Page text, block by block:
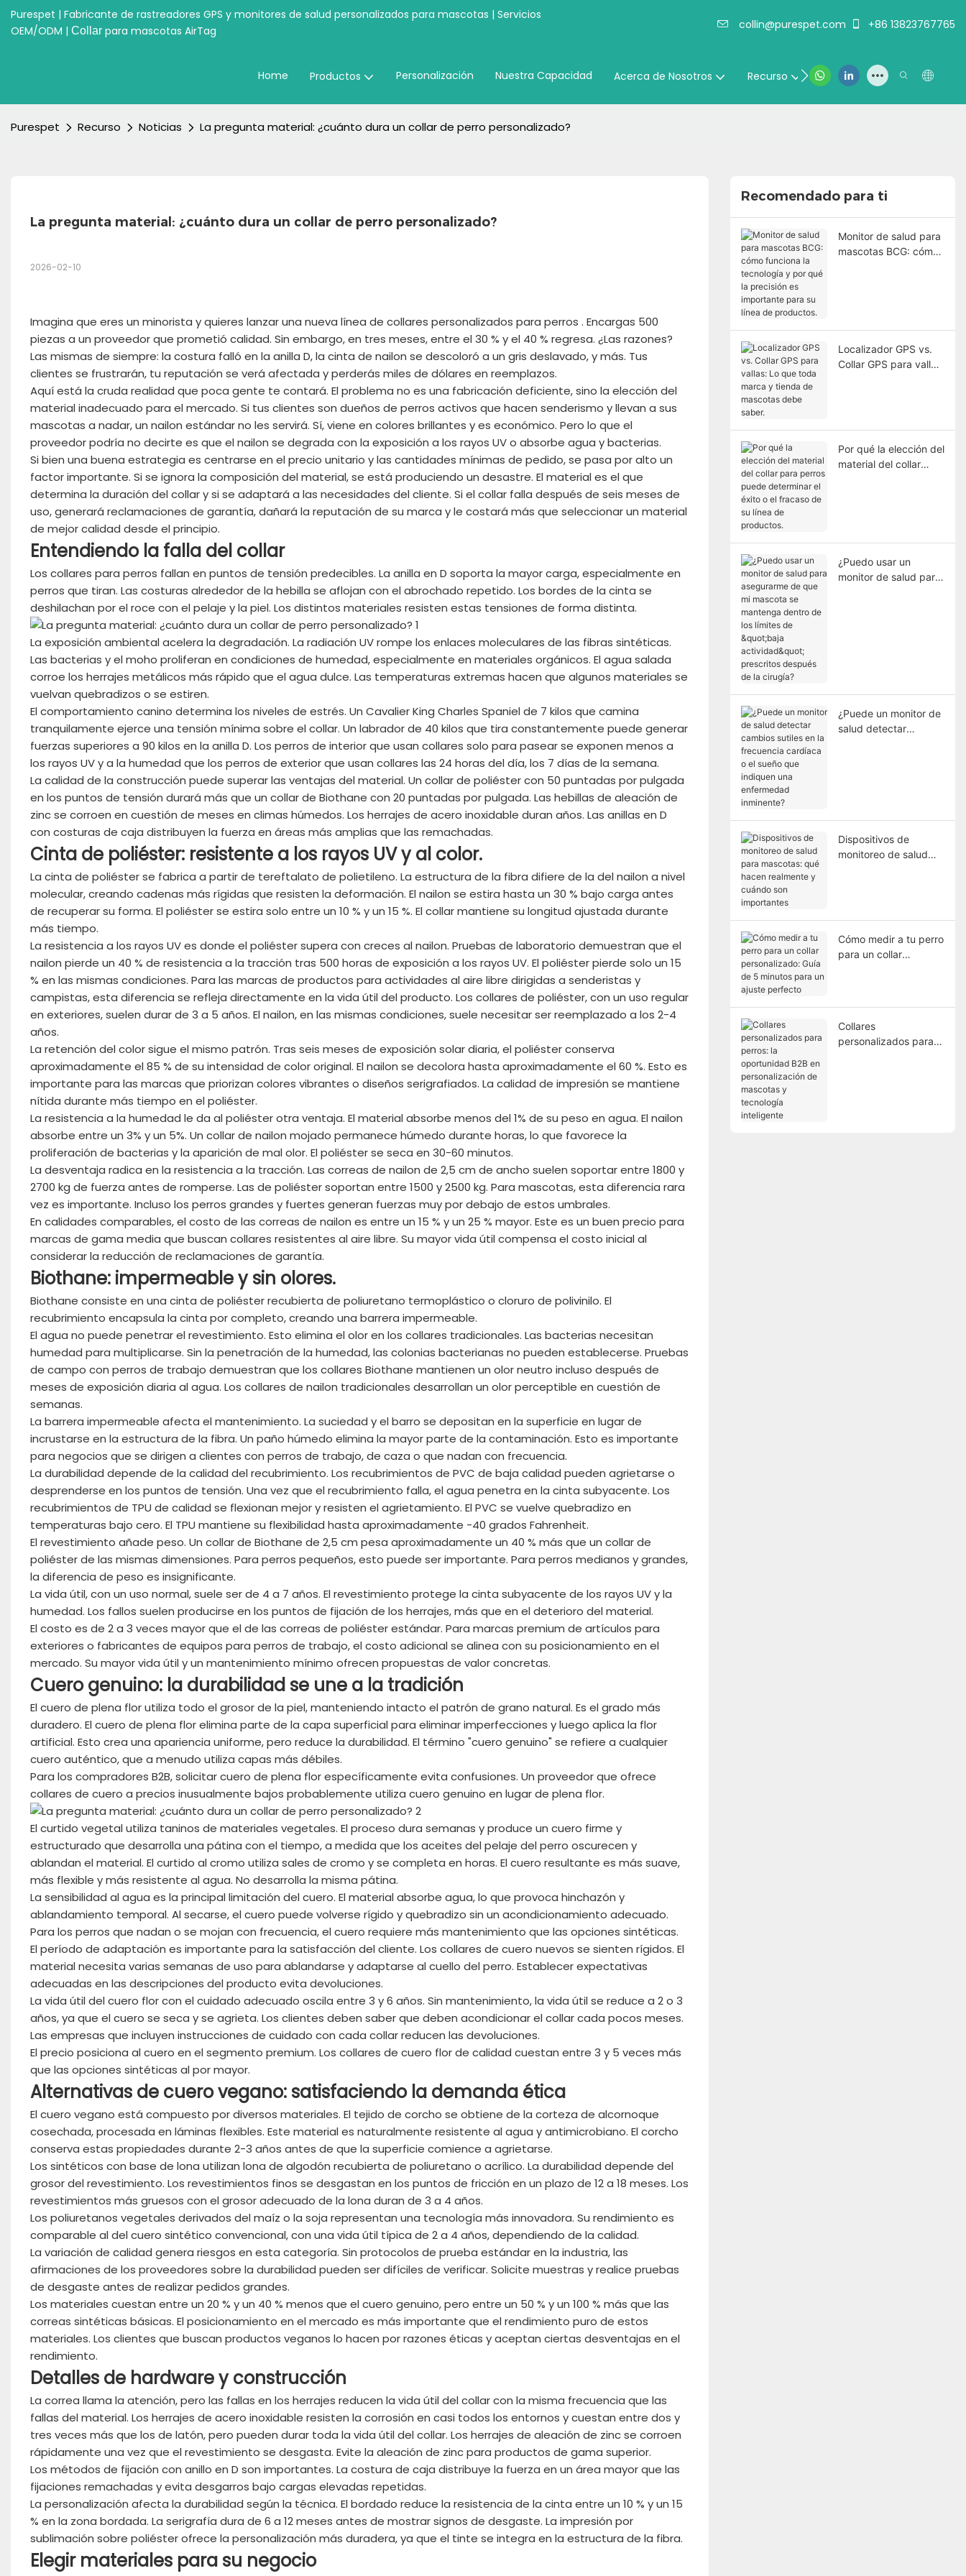
Purespet | Fabricante de rastreadores GPS y monitores de salud personalizados para mascotas | Servicios
OEM/ODM | Collar para mascotas AirTag collin@purespet.com +86 13823767765
Home Productos Personalización Nuestra Capacidad Acerca de Nosotros Recurso Contáctenos
Purespet Recurso Noticias La pregunta material: ¿cuánto dura un collar de perro personalizado?
La pregunta material: ¿cuánto dura un collar de perro personalizado?
2026-02-10
Imagina que eres un minorista y quieres lanzar una nueva línea de collares personalizados para perros . Encargas 500
piezas a un proveedor que prometió calidad. Sin embargo, en tres meses, entre el 30 % y el 40 % regresa. ¿Las razones?
Las mismas de siempre: la costura falló en la anilla D, la cinta de nailon se descoloró a un gris deslavado, y más. Tus
clientes se frustrarán, tu reputación se verá afectada y perderás miles de dólares en reemplazos.
Aquí está la cruda realidad que poca gente te contará. El problema no es una fabricación deficiente, sino la elección del
material inadecuado para el mercado. Si tus clientes son dueños de perros activos que hacen senderismo y llevan a sus
mascotas a nadar, un nailon estándar no les servirá. Sí, viene en colores brillantes y es económico. Pero lo que el
proveedor podría no decirte es que el nailon se degrada con la exposición a los rayos UV o absorbe agua y bacterias.
Si bien una buena estrategia es centrarse en el precio unitario y las cantidades mínimas de pedido, se pasa por alto un
factor importante. Si se ignora la composición del material, se está produciendo un desastre. El material es el que
determina la duración del collar y si se adaptará a las necesidades del cliente. Si el collar falla después de seis meses de
uso, generará reclamaciones de garantía, dañará la reputación de su marca y le costará más que seleccionar un material
de mejor calidad desde el principio.
Entendiendo la falla del collar
Los collares para perros fallan en puntos de tensión predecibles. La anilla en D soporta la mayor carga, especialmente en
perros que tiran. Las costuras alrededor de la hebilla se aflojan con el abrochado repetido. Los bordes de la cinta se
deshilachan por el roce con el pelaje y la piel. Los distintos materiales resisten estas tensiones de forma distinta.
La exposición ambiental acelera la degradación. La radiación UV rompe los enlaces moleculares de las fibras sintéticas.
Las bacterias y el moho proliferan en condiciones de humedad, especialmente en materiales orgánicos. El agua salada
corroe los herrajes metálicos más rápido que el agua dulce. Las temperaturas extremas hacen que algunos materiales se
vuelvan quebradizos o se estiren.
El comportamiento canino determina los niveles de estrés. Un Cavalier King Charles Spaniel de 7 kilos que camina
tranquilamente ejerce una tensión mínima sobre el collar. Un labrador de 40 kilos que tira constantemente puede generar
fuerzas superiores a 90 kilos en la anilla D. Los perros de interior que usan collares solo para pasear se exponen menos a
los rayos UV y a la humedad que los perros de exterior que usan collares las 24 horas del día, los 7 días de la semana.
La calidad de la construcción puede superar las ventajas del material. Un collar de poliéster con 50 puntadas por pulgada
en los puntos de tensión durará más que un collar de Biothane con 20 puntadas por pulgada. Las hebillas de aleación de
zinc se corroen en cuestión de meses en climas húmedos. Los herrajes de acero inoxidable duran años. Las anillas en D
con costuras de caja distribuyen la fuerza en áreas más amplias que las remachadas.
Cinta de poliéster: resistente a los rayos UV y al color.
La cinta de poliéster se fabrica a partir de tereftalato de polietileno. La estructura de la fibra difiere de la del nailon a nivel
molecular, creando cadenas más rígidas que resisten la deformación. El nailon se estira hasta un 30 % bajo carga antes
de recuperar su forma. El poliéster se estira solo entre un 10 % y un 15 %. El collar mantiene su longitud ajustada durante
más tiempo.
La resistencia a los rayos UV es donde el poliéster supera con creces al nailon. Pruebas de laboratorio demuestran que el
nailon pierde un 40 % de resistencia a la tracción tras 500 horas de exposición a los rayos UV. El poliéster pierde solo un 15
% en las mismas condiciones. Para las marcas de productos para actividades al aire libre dirigidas a senderistas y
campistas, esta diferencia se refleja directamente en la vida útil del producto. Los collares de poliéster, con un uso regular
en exteriores, suelen durar de 3 a 5 años. El nailon, en las mismas condiciones, suele necesitar ser reemplazado a los 2-4
años.
La retención del color sigue el mismo patrón. Tras seis meses de exposición solar diaria, el poliéster conserva
aproximadamente el 85 % de su intensidad de color original. El nailon se decolora hasta aproximadamente el 60 %. Esto es
importante para las marcas que priorizan colores vibrantes o diseños serigrafiados. La calidad de impresión se mantiene
nítida durante más tiempo en el poliéster.
La resistencia a la humedad le da al poliéster otra ventaja. El material absorbe menos del 1% de su peso en agua. El nailon
absorbe entre un 3% y un 5%. Un collar de nailon mojado permanece húmedo durante horas, lo que favorece la
proliferación de bacterias y la aparición de mal olor. El poliéster se seca en 30-60 minutos.
La desventaja radica en la resistencia a la tracción. Las correas de nailon de 2,5 cm de ancho suelen soportar entre 1800 y
2700 kg de fuerza antes de romperse. Las de poliéster soportan entre 1500 y 2500 kg. Para mascotas, esta diferencia rara
vez es importante. Incluso los perros grandes y fuertes generan fuerzas muy por debajo de estos umbrales.
En calidades comparables, el costo de las correas de nailon es entre un 15 % y un 25 % mayor. Este es un buen precio para
marcas de gama media que buscan collares resistentes al aire libre. Su mayor vida útil compensa el costo inicial al
considerar la reducción de reclamaciones de garantía.
Biothane: impermeable y sin olores.
Biothane consiste en una cinta de poliéster recubierta de poliuretano termoplástico o cloruro de polivinilo. El
recubrimiento encapsula la cinta por completo, creando una barrera impermeable.
El agua no puede penetrar el revestimiento. Esto elimina el olor en los collares tradicionales. Las bacterias necesitan
humedad para multiplicarse. Sin la penetración de la humedad, las colonias bacterianas no pueden establecerse. Pruebas
de campo con perros de trabajo demuestran que los collares Biothane mantienen un olor neutro incluso después de
meses de exposición diaria al agua. Los collares de nailon tradicionales desarrollan un olor perceptible en cuestión de
semanas.
La barrera impermeable afecta el mantenimiento. La suciedad y el barro se depositan en la superficie en lugar de
incrustarse en la estructura de la fibra. Un paño húmedo elimina la mayor parte de la contaminación. Esto es importante
para negocios que se dirigen a clientes con perros de trabajo, de caza o que nadan con frecuencia.
La durabilidad depende de la calidad del recubrimiento. Los recubrimientos de PVC de baja calidad pueden agrietarse o
desprenderse en los puntos de tensión. Una vez que el recubrimiento falla, el agua penetra en la cinta subyacente. Los
recubrimientos de TPU de calidad se flexionan mejor y resisten el agrietamiento. El PVC se vuelve quebradizo en
temperaturas bajo cero. El TPU mantiene su flexibilidad hasta aproximadamente -40 grados Fahrenheit.
El revestimiento añade peso. Un collar de Biothane de 2,5 cm pesa aproximadamente un 40 % más que un collar de
poliéster de las mismas dimensiones. Para perros pequeños, esto puede ser importante. Para perros medianos y grandes,
la diferencia de peso es insignificante.
La vida útil, con un uso normal, suele ser de 4 a 7 años. El revestimiento protege la cinta subyacente de los rayos UV y la
humedad. Los fallos suelen producirse en los puntos de fijación de los herrajes, más que en el deterioro del material.
El costo es de 2 a 3 veces mayor que el de las correas de poliéster estándar. Para marcas premium de artículos para
exteriores o fabricantes de equipos para perros de trabajo, el costo adicional se alinea con su posicionamiento en el
mercado. Su mayor vida útil y un mantenimiento mínimo ofrecen propuestas de valor concretas.
Cuero genuino: la durabilidad se une a la tradición
El cuero de plena flor utiliza todo el grosor de la piel, manteniendo intacto el patrón de grano natural. Es el grado más
duradero. El cuero de plena flor elimina parte de la capa superficial para eliminar imperfecciones y luego aplica la flor
artificial. Esto crea una apariencia uniforme, pero reduce la durabilidad. El término "cuero genuino" se refiere a cualquier
cuero auténtico, que a menudo utiliza capas más débiles.
Para los compradores B2B, solicitar cuero de plena flor específicamente evita confusiones. Un proveedor que ofrece
collares de cuero a precios inusualmente bajos probablemente utiliza cuero genuino en lugar de plena flor.
El curtido vegetal utiliza taninos de materiales vegetales. El proceso dura semanas y produce un cuero firme y
estructurado que desarrolla una pátina con el tiempo, a medida que los aceites del pelaje del perro oscurecen y
ablandan el material. El curtido al cromo utiliza sales de cromo y se completa en horas. El cuero resultante es más suave,
más flexible y más resistente al agua. No desarrolla la misma pátina.
La sensibilidad al agua es la principal limitación del cuero. El material absorbe agua, lo que provoca hinchazón y
ablandamiento temporal. Al secarse, el cuero puede volverse rígido y quebradizo sin un acondicionamiento adecuado.
Para los perros que nadan o se mojan con frecuencia, el cuero requiere más mantenimiento que las opciones sintéticas.
El período de adaptación es importante para la satisfacción del cliente. Los collares de cuero nuevos se sienten rígidos. El
material necesita varias semanas de uso para ablandarse y adaptarse al cuello del perro. Establecer expectativas
adecuadas en las descripciones del producto evita devoluciones.
La vida útil del cuero flor con el cuidado adecuado oscila entre 3 y 6 años. Sin mantenimiento, la vida útil se reduce a 2 o 3
años, ya que el cuero se seca y se agrieta. Los clientes deben saber que deben acondicionar el collar cada pocos meses.
Las empresas que incluyen instrucciones de cuidado con cada collar reducen las devoluciones.
El precio posiciona al cuero en el segmento premium. Los collares de cuero flor de calidad cuestan entre 3 y 5 veces más
que las opciones sintéticas al por mayor.
Alternativas de cuero vegano: satisfaciendo la demanda ética
El cuero vegano está compuesto por diversos materiales. El tejido de corcho se obtiene de la corteza de alcornoque
cosechada, procesada en láminas flexibles. Este material es naturalmente resistente al agua y antimicrobiano. El corcho
conserva estas propiedades durante 2-3 años antes de que la superficie comience a agrietarse.
Los sintéticos con base de lona utilizan lona de algodón recubierta de poliuretano o acrílico. La durabilidad depende del
grosor del revestimiento. Los revestimientos finos se desgastan en los puntos de fricción en un plazo de 12 a 18 meses. Los
revestimientos más gruesos con el grosor adecuado de la lona duran de 3 a 4 años.
Los poliuretanos vegetales derivados del maíz o la soja representan una tecnología más innovadora. Su rendimiento es
comparable al del cuero sintético convencional, con una vida útil típica de 2 a 4 años, dependiendo de la calidad.
La variación de calidad genera riesgos en esta categoría. Sin protocolos de prueba estándar en la industria, las
afirmaciones de los proveedores sobre la durabilidad pueden ser difíciles de verificar. Solicite muestras y realice pruebas
de desgaste antes de realizar pedidos grandes.
Los materiales cuestan entre un 20 % y un 40 % menos que el cuero genuino, pero entre un 50 % y un 100 % más que las
correas sintéticas básicas. El posicionamiento en el mercado es más importante que el rendimiento puro de estos
materiales. Los clientes que buscan productos veganos lo hacen por razones éticas y aceptan ciertas desventajas en el
rendimiento.
Detalles de hardware y construcción
La correa llama la atención, pero las fallas en los herrajes reducen la vida útil del collar con la misma frecuencia que las
fallas del material. Los herrajes de acero inoxidable resisten la corrosión en casi todos los entornos y cuestan entre dos y
tres veces más que los de latón, pero pueden durar toda la vida útil del collar. Los herrajes de aleación de zinc se corroen
rápidamente una vez que el revestimiento se desgasta. Evite la aleación de zinc para productos de gama superior.
Los métodos de fijación con anillo en D son importantes. La costura de caja distribuye la fuerza en un área mayor que las
fijaciones remachadas y evita desgarros bajo cargas elevadas repetidas.
La personalización afecta la durabilidad según la técnica. El bordado reduce la resistencia de la cinta entre un 10 % y un 15
% en la zona bordada. La serigrafía dura de 6 a 12 meses antes de mostrar signos de desgaste. La impresión por
sublimación sobre poliéster ofrece la personalización más duradera, ya que el tinte se integra en la estructura de la fibra.
Elegir materiales para su negocio
Recomendado para ti
Monitor de salud para
mascotas BCG: cómo
Localizador GPS vs.
Collar GPS para vallas:
Por qué la elección del
material del collar
¿Puedo usar un
monitor de salud para
¿Puede un monitor de
salud detectar
Dispositivos de
monitoreo de salud
Cómo medir a tu perro
para un collar
Collares
personalizados para